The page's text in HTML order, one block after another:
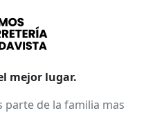
mejor lugar.
parte de la familia mas